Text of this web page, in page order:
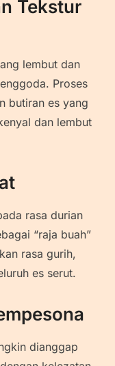
Tekstur
lembut dan
Proses
butiran es yang
dan lembut
rasa durian
“raja buah”
rasa gurih,
es serut.
dianggap